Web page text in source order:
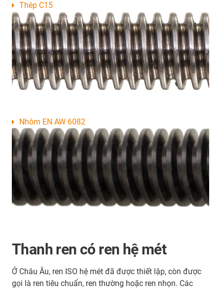
Thép C15
Nhôm EN AW 6082
Thanh ren có ren hệ mét
Ở Châu Âu, ren ISO hệ mét đã được thiết lập, còn được
gọi là ren tiêu chuẩn, ren thường hoặc ren nhọn. Các